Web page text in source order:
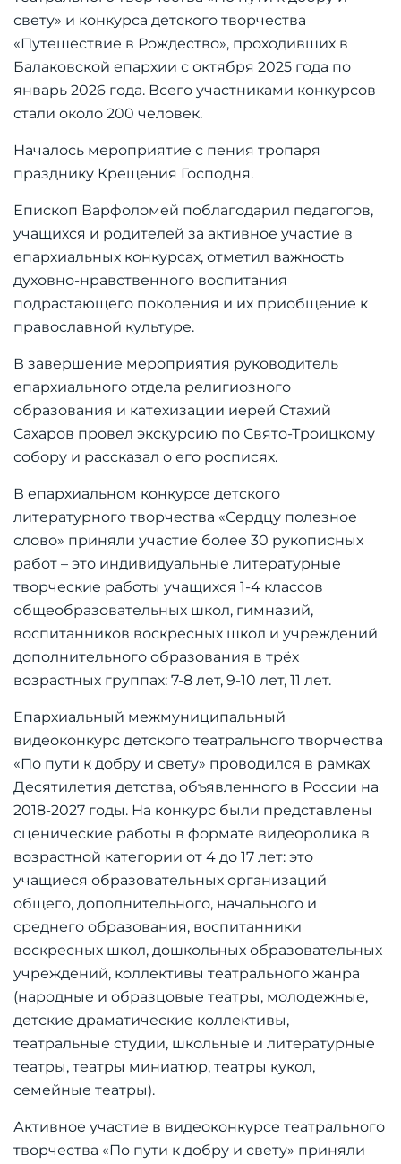
свету» и конкурса детского творчества
«Путешествие в Рождество», проходивших в
Балаковской епархии с октября 2025 года по
январь 2026 года. Всего участниками конкурсов
стали около 200 человек.
Началось мероприятие с пения тропаря
празднику Крещения Господня.
Епископ Варфоломей поблагодарил педагогов,
учащихся и родителей за активное участие в
епархиальных конкурсах, отметил важность
духовно-нравственного воспитания
подрастающего поколения и их приобщение к
православной культуре.
В завершение мероприятия руководитель
епархиального отдела религиозного
образования и катехизации иерей Стахий
Сахаров провел экскурсию по Свято-Троицкому
собору и рассказал о его росписях.
В епархиальном конкурсе детского
литературного творчества «Сердцу полезное
слово» приняли участие более 30 рукописных
работ – это индивидуальные литературные
творческие работы учащихся 1-4 классов
общеобразовательных школ, гимназий,
воспитанников воскресных школ и учреждений
дополнительного образования в трёх
возрастных группах: 7-8 лет, 9-10 лет, 11 лет.
Епархиальный межмуниципальный
видеоконкурс детского театрального творчества
«По пути к добру и свету» проводился в рамках
Десятилетия детства, объявленного в России на
2018-2027 годы. На конкурс были представлены
сценические работы в формате видеоролика в
возрастной категории от 4 до 17 лет: это
учащиеся образовательных организаций
общего, дополнительного, начального и
среднего образования, воспитанники
воскресных школ, дошкольных образовательных
учреждений, коллективы театрального жанра
(народные и образцовые театры, молодежные,
детские драматические коллективы,
театральные студии, школьные и литературные
театры, театры миниатюр, театры кукол,
семейные театры).
Активное участие в видеоконкурсе театрального
творчества «По пути к добру и свету» приняли